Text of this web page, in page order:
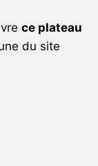
ce plateau
du site